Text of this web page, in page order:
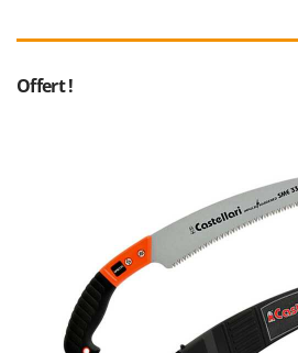
Skil
Spring Protezione
Spyro
Stanley
Offert !